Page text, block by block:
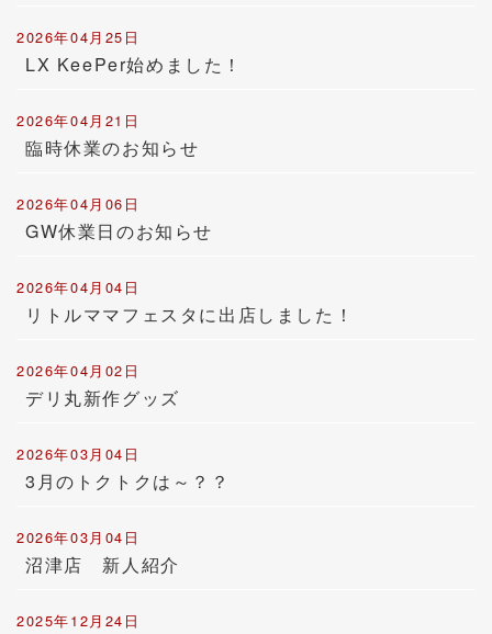
2026年04月25日
LX KeePer始めました！
2026年04月21日
臨時休業のお知らせ
2026年04月06日
GW休業日のお知らせ
2026年04月04日
リトルママフェスタに出店しました！
2026年04月02日
デリ丸新作グッズ
2026年03月04日
3月のトクトクは～？？
2026年03月04日
沼津店 新人紹介
2025年12月24日